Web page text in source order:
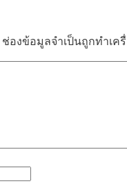
ช่องข้อมูลจำเป็นถูกทำเค